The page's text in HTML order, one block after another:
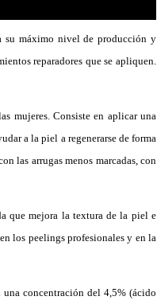
su máximo nivel de producción y
reparadores que se apliquen.
mujeres. Consiste en aplicar una
a la piel a regenerarse de forma
las arrugas menos marcadas, con
que mejora la textura de la piel e
los peelings profesionales y en la
concentración del 4,5% (ácido